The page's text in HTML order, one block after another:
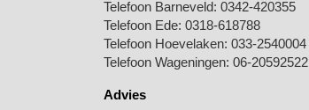
Telefoon Barneveld: 0342-420355
Telefoon Ede: 0318-618788
Telefoon Hoevelaken: 033-2540004
Telefoon Wageningen: 06-20592522
Advies